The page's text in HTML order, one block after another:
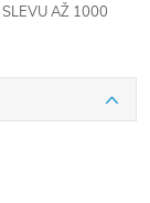
AŽ 1000